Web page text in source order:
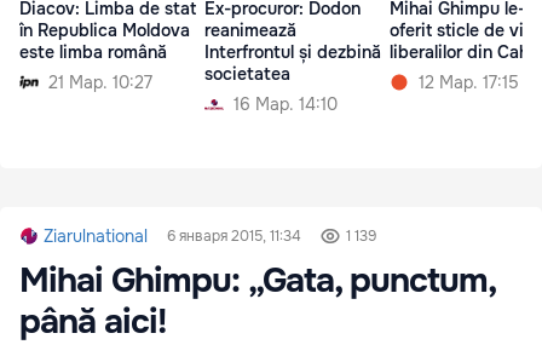
Diacov: Limba de stat
în Republica Moldova
este limba română
21 Мар. 10:27
Ex-procuror: Dodon
reanimează
Interfrontul și dezbină
societatea
16 Мар. 14:10
Mihai Ghimpu le-a
oferit sticle de vin
liberalilor din Cahul
12 Мар. 17:15
Ziarulnational 6 января 2015, 11:34 1 139
Mihai Ghimpu: „Gata, punctum,
până aici!